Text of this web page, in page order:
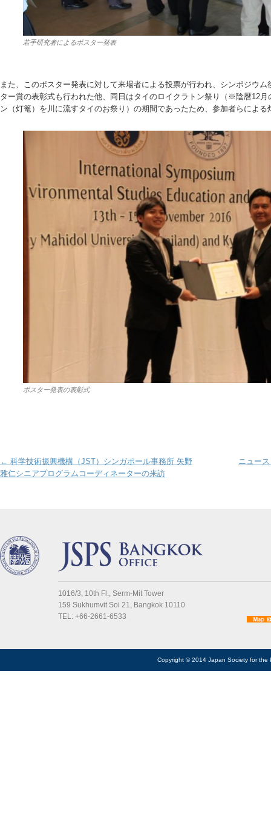
若手研究者によるポスター発表
また、このポスター発表に対して来場者による投票が行われ、シンポジウ
ター賞の表彰式も行われた他、同日はタイのロイクラトン祭り（※陰暦12
ン（灯篭）を川に流すタイのお祭り）の期間であったため、参加者らによ
ポスター発表の表彰式
Post navigation
← 科学技術振興機構（JST）シンガポール事務所 矢野
雅仁シニアプログラムコーディネーターの来訪
ニュー
1016/3, 10th Fl., Serm-Mit Tower
159 Sukhumvit Soi 21, Bangkok 10110
TEL: +66-2661-6533
Copyright © 2014 Japan Society for the